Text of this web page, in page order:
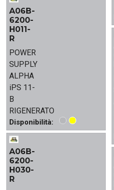
A06B-
6200-
H011-
R
POWER
SUPPLY
ALPHA
iPS 11-
B
RIGENERATO
Disponibilità:
A06B-
6200-
H030-
R